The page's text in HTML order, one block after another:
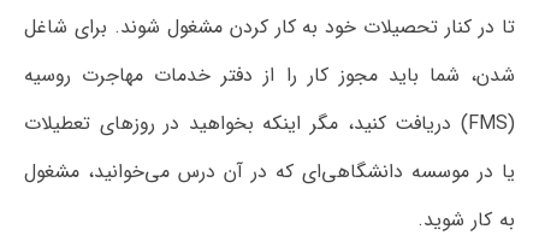
تا در کنار تحصیلات خود به کار کردن مشغول شوند. برای شاغل
شدن، شما باید مجوز کار را از دفتر خدمات مهاجرت روسیه
(FMS) دریافت کنید، مگر اینکه بخواهید در روزهای تعطیلات
یا در موسسه دانشگاهی‌ای که در آن درس می‌خوانید، مشغول
به کار شوید.